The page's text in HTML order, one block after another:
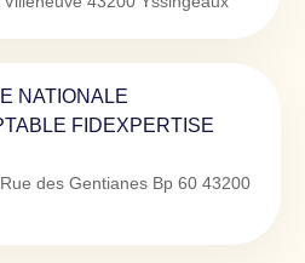
NATIONALE
FIDEXPERTISE
des Gentianes Bp 60 43200